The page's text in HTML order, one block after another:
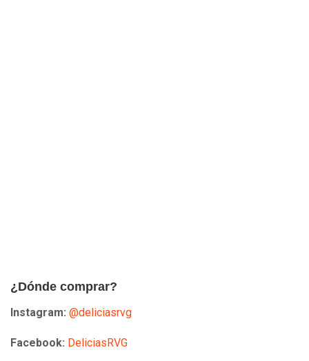
¿Dónde comprar?
Instagram: @deliciasrvg
Facebook: DeliciasRVG